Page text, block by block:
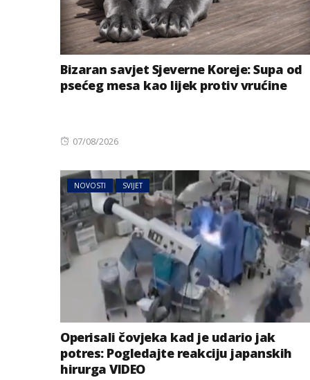
Bizaran savjet Sjeverne Koreje: Supa od
psećeg mesa kao lijek protiv vrućine
Posted
07/08/2026
NOVOSTI SVIJET
Operisali čovjeka kad je udario jak
potres: Pogledajte reakciju japanskih
hirurga VIDEO